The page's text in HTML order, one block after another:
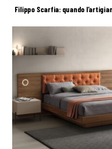
Filippo Scarfia: quando